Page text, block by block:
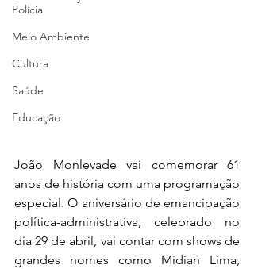
Polícia
Meio Ambiente
Cultura
Saúde
Educação
João Monlevade vai comemorar 61
anos de história com uma programação
especial. O aniversário de emancipação
política-administrativa, celebrado no
dia 29 de abril, vai contar com shows de
grandes nomes como Midian Lima,